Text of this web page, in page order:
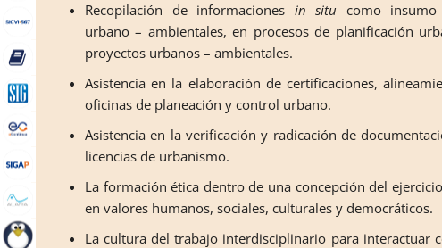
Recopilación de informaciones in situ como insumo
urbano – ambientales, en procesos de planificación
proyectos urbanos – ambientales.
Asistencia en la elaboración de certificaciones,
oficinas de planeación y control urbano.
Asistencia en la verificación y radicación de
licencias de urbanismo.
La formación ética dentro de una concepción del
en valores humanos, sociales, culturales y democráticos.
La cultura del trabajo interdisciplinario para interactuar